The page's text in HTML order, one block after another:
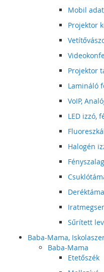
Mobil
Projektor
Projektor
Lamináló
VoIP,
LED izzó,
Halogén
Fényszalag
Sűrített
Baba-Mama,
Baba-Mama
Etetőszék